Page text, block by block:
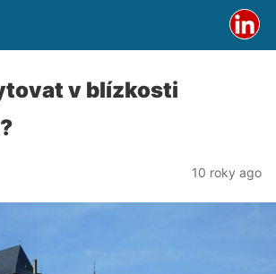
v blízkosti
10 roky ago